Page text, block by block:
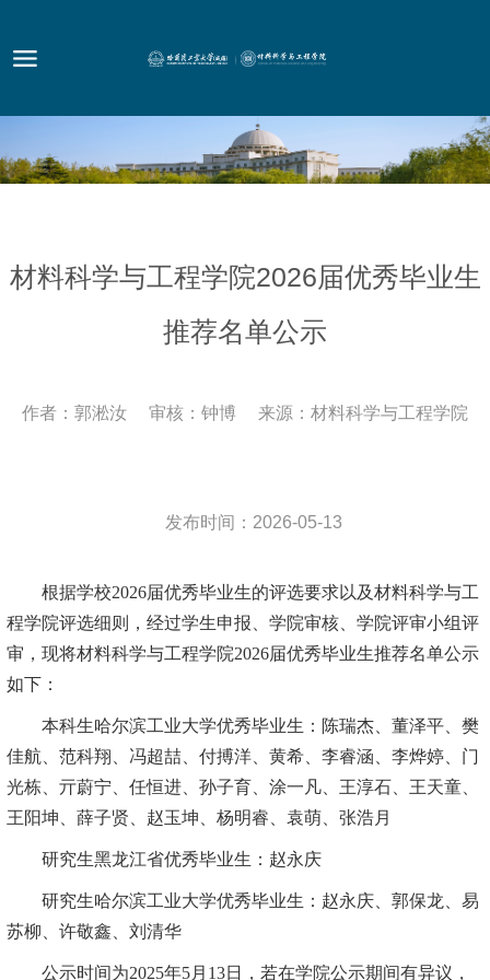
材料科学与工程学院2026届优秀毕业生
推荐名单公示
作者：郭淞汝 审核：钟博 来源：材料科学与工程学院
发布时间：2026-05-13
根据学校2026届优秀毕业生的评选要求以及材料科学与工
程学院评选细则，经过学生申报、学院审核、学院评审小组评
审，现将材料科学与工程学院2026届优秀毕业生推荐名单公示
如下：
本科生哈尔滨工业大学优秀毕业生：陈瑞杰、董泽平、樊
佳航、范科翔、冯超喆、付搏洋、黄希、李睿涵、李烨婷、门
光栋、亓蔚宁、任恒进、孙子育、涂一凡、王淳石、王天童、
王阳坤、薛子贤、赵玉坤、杨明睿、袁萌、张浩月
研究生黑龙江省优秀毕业生：赵永庆
研究生哈尔滨工业大学优秀毕业生：赵永庆、郭保龙、易
苏柳、许敬鑫、刘清华
公示时间为2025年5月13日，若在学院公示期间有异议，